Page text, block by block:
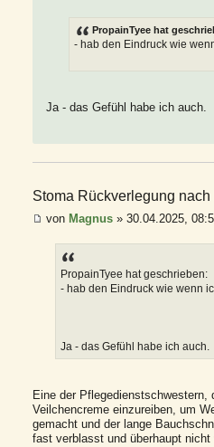
PropainTyee hat
- hab den Eindruck wie
Ja - das Gefühl habe ich auch.
Stoma Rückverlegung
von Magnus » 30.04.2025,
PropainTyee hat geschrieben:
- hab den Eindruck wie wenn
Ja - das Gefühl habe ich auch.
Eine der
Veilchencreme einzureiben, um
gemacht und der lange
fast verblasst und überhaupt nicht